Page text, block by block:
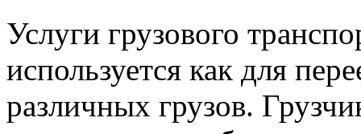
Услуги грузового
используется как для
различных грузов.